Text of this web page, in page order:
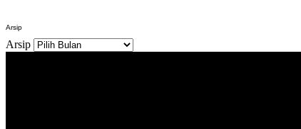
Arsip
Arsip